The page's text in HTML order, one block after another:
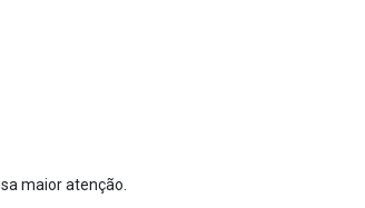
maior atenção.